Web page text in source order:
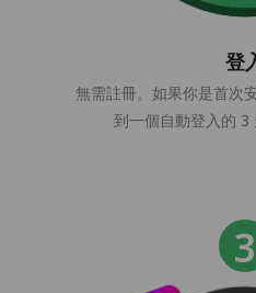
登
無需註冊。如果你是首次
到一個自動登入的 3